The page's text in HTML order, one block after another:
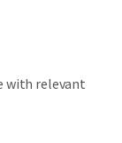
with relevant